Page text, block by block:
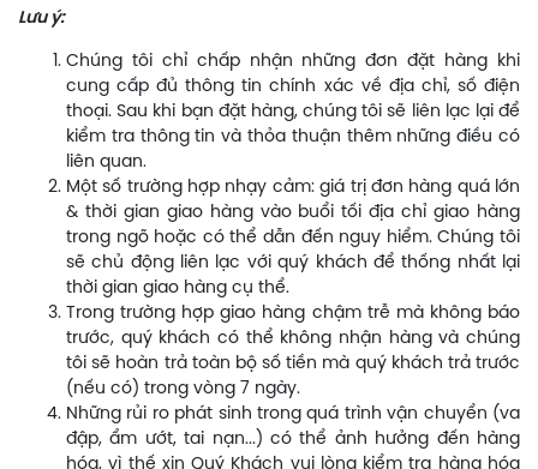
Lưu ý:
Chúng tôi chỉ chấp nhận những đơn đặt hàng khi
cung cấp đủ thông tin chính xác về địa chỉ, số điện
thoại. Sau khi bạn đặt hàng, chúng tôi sẽ liên lạc lại để
kiểm tra thông tin và thỏa thuận thêm những điều có
liên quan.
Một số trường hợp nhạy cảm: giá trị đơn hàng quá lớn
& thời gian giao hàng vào buổi tối địa chỉ giao hàng
trong ngõ hoặc có thể dẫn đến nguy hiểm. Chúng tôi
sẽ chủ động liên lạc với quý khách để thống nhất lại
thời gian giao hàng cụ thể.
Trong trường hợp giao hàng chậm trễ mà không báo
trước, quý khách có thể không nhận hàng và chúng
tôi sẽ hoàn trả toàn bộ số tiền mà quý khách trả trước
(nếu có) trong vòng 7 ngày.
Những rủi ro phát sinh trong quá trình vận chuyển (va
đập, ẩm ướt, tai nạn...) có thể ảnh hưởng đến hàng
hóa, vì thế xin Quý Khách vui lòng kiểm tra hàng hóa